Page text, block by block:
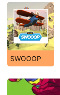
SWOOOP